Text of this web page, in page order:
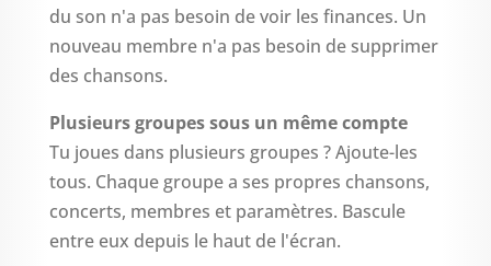
du son n'a pas besoin de voir les finances. Un
nouveau membre n'a pas besoin de supprimer
des chansons.
Plusieurs groupes sous un même compte
Tu joues dans plusieurs groupes ? Ajoute-les
tous. Chaque groupe a ses propres chansons,
concerts, membres et paramètres. Bascule
entre eux depuis le haut de l'écran.